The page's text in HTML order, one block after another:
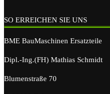
SO ERREICHEN SIE UNS
BME BauMaschinen Ersatzteile
Dipl.-Ing.(FH) Mathias Schmidt
Blumenstraße 70